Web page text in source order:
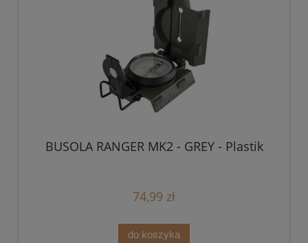
BUSOLA RANGER MK2 - GREY - Plastik
74,99 zł
do koszyka